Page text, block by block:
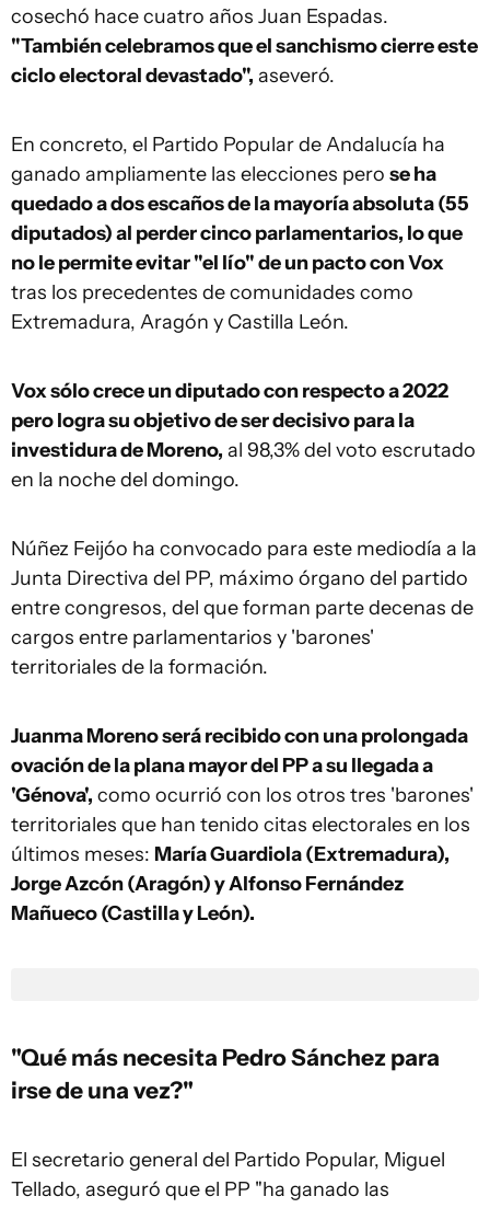
cosechó hace cuatro años Juan Espadas.
"También celebramos que el sanchismo cierre este
ciclo electoral devastado", aseveró.
En concreto, el Partido Popular de Andalucía ha
ganado ampliamente las elecciones pero se ha
quedado a dos escaños de la mayoría absoluta (55
diputados) al perder cinco parlamentarios, lo que
no le permite evitar "el lío" de un pacto con Vox
tras los precedentes de comunidades como
Extremadura, Aragón y Castilla León.
Vox sólo crece un diputado con respecto a 2022
pero logra su objetivo de ser decisivo para la
investidura de Moreno, al 98,3% del voto escrutado
en la noche del domingo.
Núñez Feijóo ha convocado para este mediodía a la
Junta Directiva del PP, máximo órgano del partido
entre congresos, del que forman parte decenas de
cargos entre parlamentarios y 'barones'
territoriales de la formación.
Juanma Moreno será recibido con una prolongada
ovación de la plana mayor del PP a su llegada a
'Génova', como ocurrió con los otros tres 'barones'
territoriales que han tenido citas electorales en los
últimos meses: María Guardiola (Extremadura),
Jorge Azcón (Aragón) y Alfonso Fernández
Mañueco (Castilla y León).
"Qué más necesita Pedro Sánchez para
irse de una vez?"
El secretario general del Partido Popular, Miguel
Tellado, aseguró que el PP "ha ganado las